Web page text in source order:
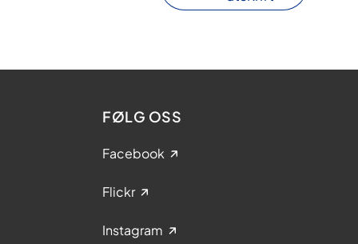
FØLG OSS
Facebook
Flickr
Instagram